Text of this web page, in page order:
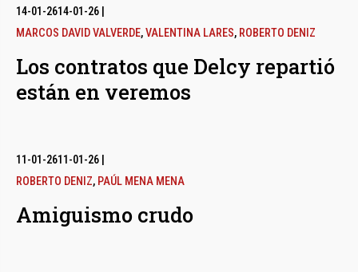
14-01-2614-01-26
MARCOS DAVID VALVERDE,VALENTINA LARES, ROBERTO DENIZ
Los contratos que Delcy repartió
están en veremos
11-01-2611-01-26
ROBERTO DENIZ, PAÚL MENA MENA
Amiguismo crudo